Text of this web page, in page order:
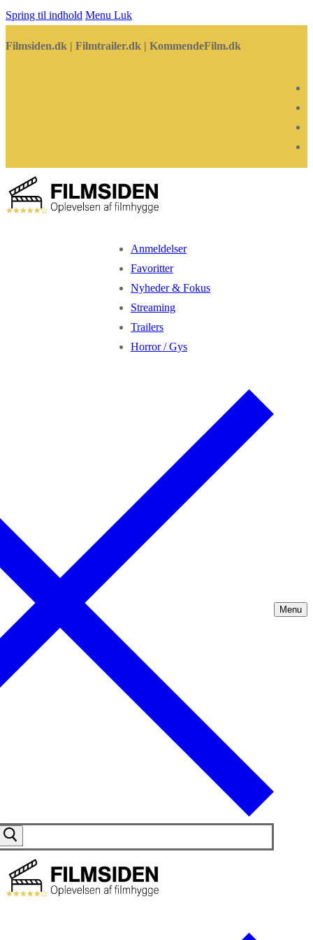
Spring til indhold Menu Luk
Filmsiden.dk | Filmtrailer.dk | KommendeFilm.dk
Anmeldelser
Favoritter
Nyheder & Fokus
Streaming
Trailers
Horror / Gys
Menu